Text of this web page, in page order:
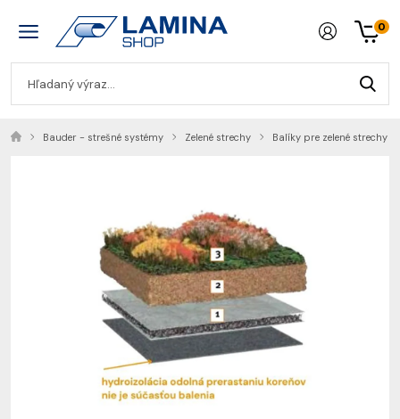
0
Bauder - strešné systémy Zelené strechy Balíky pre zelené strechy